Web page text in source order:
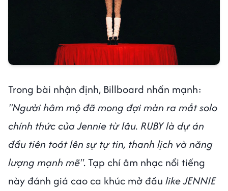
Trong bài nhận định, Billboard nhấn mạnh:
"Người hâm mộ đã mong đợi màn ra mắt solo
chính thức của Jennie từ lâu. RUBY là dự án
đầu tiên toát lên sự tự tin, thanh lịch và năng
lượng mạnh mẽ". Tạp chí âm nhạc nổi tiếng
này đánh giá cao ca khúc mở đầu like JENNIE